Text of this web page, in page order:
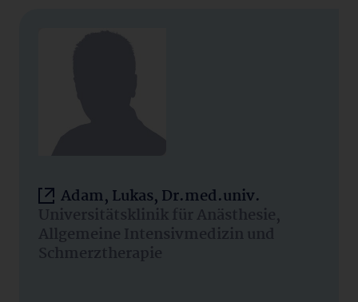
Adam, Lukas, Dr.med.univ.
Universitätsklinik für Anästhesie,
Allgemeine Intensivmedizin und
Schmerztherapie